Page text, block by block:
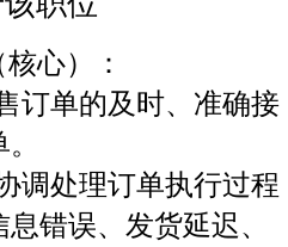
心）：
单的及时、准确接
处理订单执行过程
错误、发货延迟、